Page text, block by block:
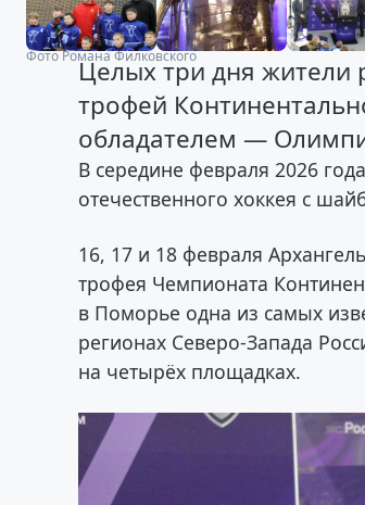
Фото Романа Филковского
Целых три дня жители
трофей
обладателем —
В середине февраля 2026
отечественного хоккея с
16, 17 и 18 февраля
трофея Чемпионата
в Поморье одна из самых
регионах Северо-Запада
на четырёх площадках.